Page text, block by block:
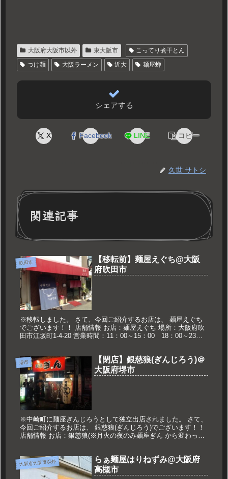
大阪府大阪市以外 東大阪市
こってり煮干とん
つけ麺
大阪ラーメン 近大 麺屋蝉
シェアする
X Facebook LINE コピー
久世 サトシ
関連記事
吹田市
【移転前】麺屋えぐち@大阪
府吹田市
※移転しました。 さて、今回ご紹介するお店は、 麺屋えぐち
でございます！！ 店舗情報 お店：麺屋えぐち 場所：大阪府吹
田市江坂町1-4-20 営業時間：11：00～15：00 18：00～23：
堺市
【閉店】銀慈狼(ぎんじろう)＠
大阪府堺市
※中崎町に麺座ぎんじろうとして独立出店されました。 さて、
今回ご紹介するお店は、 銀慈狼(ぎんじろう)でございます！！
店舗情報 お店：銀慈狼(※月火の夜のみ麺座ぎん から変わって
大阪府大阪市以外
らぁ麺屋はりねずみ@大阪府
高槻市